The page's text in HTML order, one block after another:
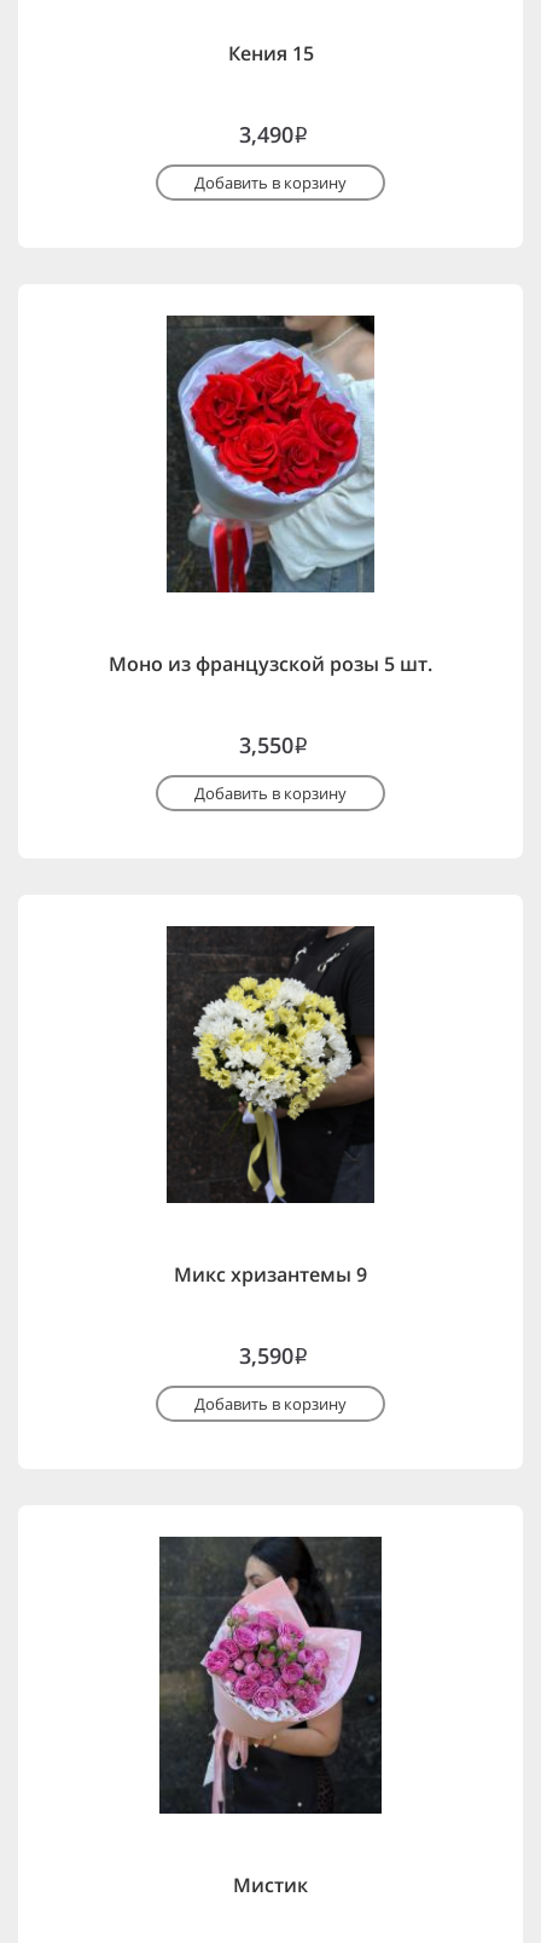
Кения 15
3,490i
Добавить в корзину
Моно из французской розы 5 шт.
3,550i
Добавить в корзину
Микс хризантемы 9
3,590i
Добавить в корзину
Мистик